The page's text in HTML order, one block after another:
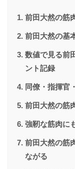
前田大然の筋
前田大然の基
数値で見る前
ント記録
同僚・指揮官
前田大然の筋
強靭な筋肉に
前田大然の筋
ながる